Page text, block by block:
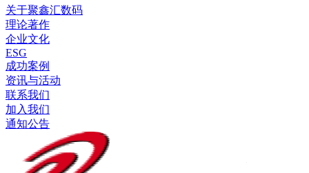
关于聚鑫汇数码
理论著作
企业文化
ESG
成功案例
资讯与活动
联系我们
加入我们
通知公告